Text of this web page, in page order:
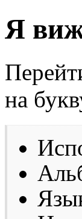
Я
на